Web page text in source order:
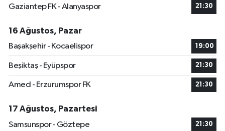
Gaziantep FK - Alanyaspor 21:30
16 Ağustos, Pazar
Başakşehir - Kocaelispor
19:00
Beşiktaş - Eyüpspor 21:30
Amed - Erzurumspor FK 21:30
17 Ağustos, Pazartesi
Samsunspor - Göztepe
21:30